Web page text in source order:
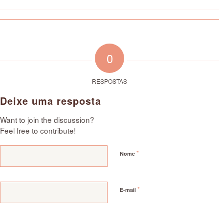
0
RESPOSTAS
Deixe uma resposta
Want to join the discussion?
Feel free to contribute!
Nome *
E-mail *